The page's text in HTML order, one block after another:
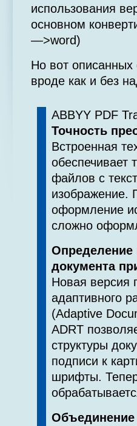
использования
основном
—>word)
Но вот
вроде как и без
ABBYY PDF
Точность
Встроенная
обеспечивает
файлов с
изображение.
оформление
сложно
Определение
документа
Новая версия
адаптивного
(Adaptive
ADRT
структуры
подписи к
шрифты.
Объединение